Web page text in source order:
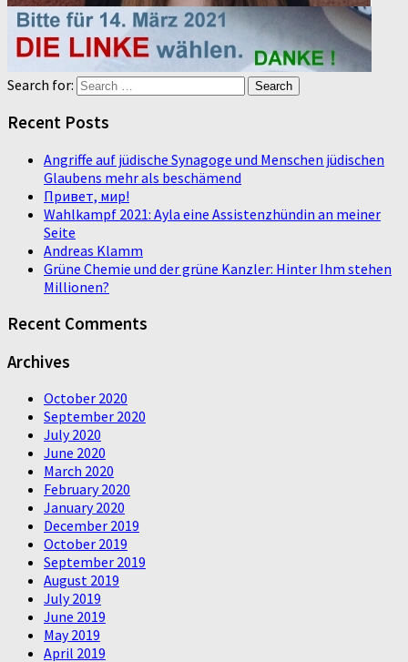
Search for:
Recent Posts
Angriffe auf jüdische Synagoge und Menschen jüdischen
Glaubens mehr als beschämend
Привет, мир!
Wahlkampf 2021: Ayla eine Assistenzhündin an meiner
Seite
Andreas Klamm
Grüne Chemie und der grüne Kanzler: Hinter Ihm stehen
Millionen?
Recent Comments
Archives
October 2020
September 2020
July 2020
June 2020
March 2020
February 2020
January 2020
December 2019
October 2019
September 2019
August 2019
July 2019
June 2019
May 2019
April 2019